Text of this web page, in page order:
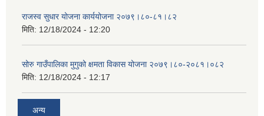
राजस्व सुधार योजना कार्ययोजना २०७९।८०-८१।८२
मिति: 12/18/2024 - 12:20
सोरु गाउँपालिका मुगुको क्षमता विकास योजना २०७९।८०-२०८१।०८२
मिति: 12/18/2024 - 12:17
अन्य